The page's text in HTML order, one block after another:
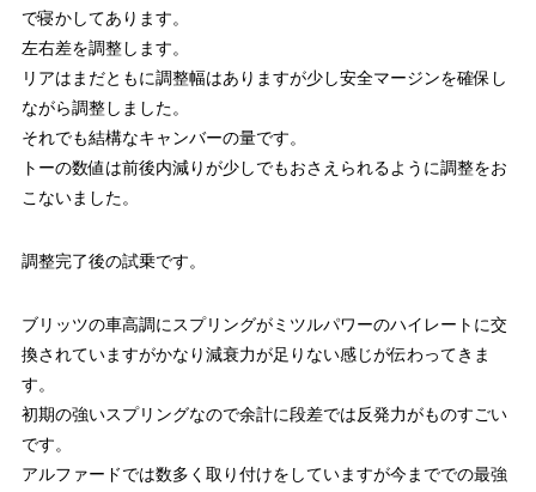
で寝かしてあります。
左右差を調整します。
リアはまだともに調整幅はありますが少し安全マージンを確保し
ながら調整しました。
それでも結構なキャンバーの量です。
トーの数値は前後内減りが少しでもおさえられるように調整をお
こないました。
調整完了後の試乗です。
ブリッツの車高調にスプリングがミツルパワーのハイレートに交
換されていますがかなり減衰力が足りない感じが伝わってきま
す。
初期の強いスプリングなので余計に段差では反発力がものすごい
です。
アルファードでは数多く取り付けをしていますが今まででの最強